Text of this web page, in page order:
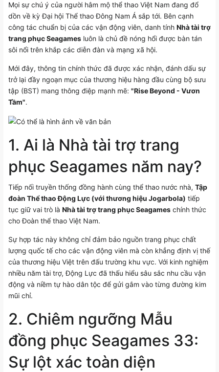
Mọi sự chú ý của người hâm mộ thể thao Việt Nam đang đổ
dồn về kỳ Đại hội Thể thao Đông Nam Á sắp tới. Bên cạnh
công tác chuẩn bị của các vận động viên, danh tính Nhà tài trợ
trang phục Seagames luôn là chủ đề nóng hổi được bàn tán
sôi nổi trên khắp các diễn đàn và mạng xã hội.
Mới đây, thông tin chính thức đã được xác nhận, đánh dấu sự
trở lại đầy ngoạn mục của thương hiệu hàng đầu cùng bộ sưu
tập (BST) mang thông điệp mạnh mẽ: "Rise Beyond - Vươn
Tầm".
1. Ai là Nhà tài trợ trang
phục Seagames năm nay?
Tiếp nối truyền thống đồng hành cùng thể thao nước nhà, Tập
đoàn Thể thao Động Lực (với thương hiệu Jogarbola) tiếp
tục giữ vai trò là Nhà tài trợ trang phục Seagames chính thức
cho Đoàn thể thao Việt Nam.
Sự hợp tác này không chỉ đảm bảo nguồn trang phục chất
lượng quốc tế cho các vận động viên mà còn khẳng định vị thế
của thương hiệu Việt trên đấu trường khu vực. Với kinh nghiệm
nhiều năm tài trợ, Động Lực đã thấu hiểu sâu sắc nhu cầu vận
động và niềm tự hào dân tộc để gửi gắm vào từng đường kim
mũi chỉ.
2. Chiêm ngưỡng Mẫu
đồng phục Seagames 33:
Sự lột xác toàn diện